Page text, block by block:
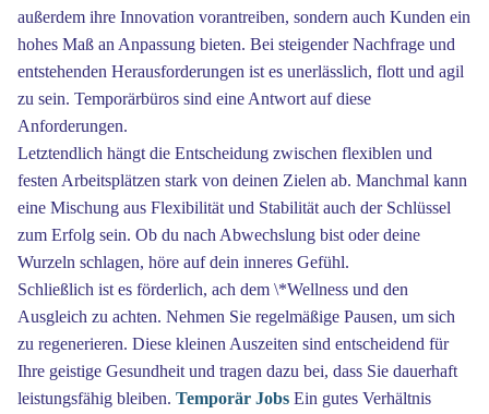
außerdem ihre Innovation vorantreiben, sondern auch Kunden ein
hohes Maß an Anpassung bieten. Bei steigender Nachfrage und
entstehenden Herausforderungen ist es unerlässlich, flott und agil
zu sein. Temporärbüros sind eine Antwort auf diese
Anforderungen.
Letztendlich hängt die Entscheidung zwischen flexiblen und
festen Arbeitsplätzen stark von deinen Zielen ab. Manchmal kann
eine Mischung aus Flexibilität und Stabilität auch der Schlüssel
zum Erfolg sein. Ob du nach Abwechslung bist oder deine
Wurzeln schlagen, höre auf dein inneres Gefühl.
Schließlich ist es förderlich, ach dem \*Wellness und den
Ausgleich zu achten. Nehmen Sie regelmäßige Pausen, um sich
zu regenerieren. Diese kleinen Auszeiten sind entscheidend für
Ihre geistige Gesundheit und tragen dazu bei, dass Sie dauerhaft
leistungsfähig bleiben. Temporär Jobs Ein gutes Verhältnis